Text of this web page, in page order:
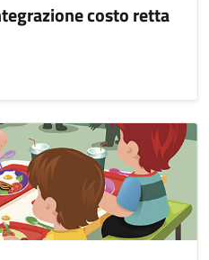
costo retta